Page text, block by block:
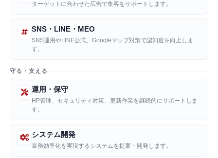
ターゲットに合わせた広告で集客をサポートします。
SNS・LINE・MEO
SNS運用やLINE公式、Googleマップ対策で認知度を向上しま
す。
守る・支える
運用・保守
HP管理、セキュリティ対策、更新作業を継続的にサポートしま
す。
システム開発
業務効率化を実現するシステムを提案・開発します。